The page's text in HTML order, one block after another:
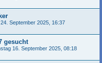
September 2025, 16:37
gesucht
16. September 2025, 08:18